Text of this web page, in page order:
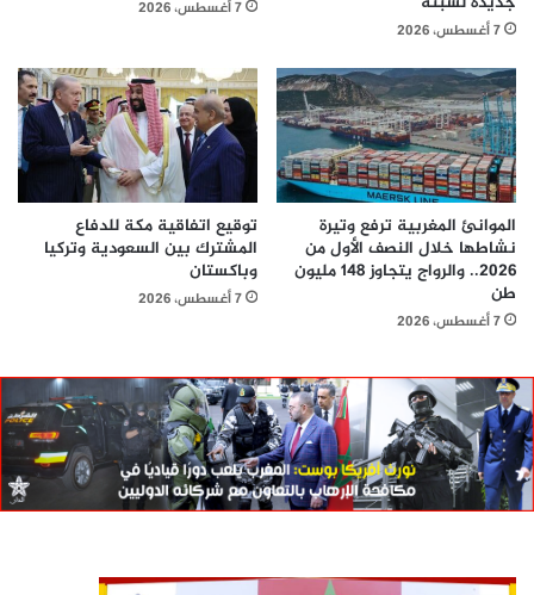
7 أغسطس، 2026
7 أغسطس، 2026
الموانئ المغربية ترفع وتيرة
نشاطها خلال النصف الأول من
2026.. والرواج يتجاوز 148 مليون
طن
7 أغسطس، 2026
توقيع اتفاقية مكة للدفاع
المشترك بين السعودية وتركيا
وباكستان
7 أغسطس، 2026